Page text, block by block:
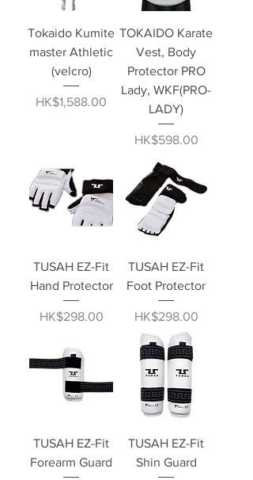
Tokaido Kumite
master Athletic
(velcro)
價格
HK$1,588.00
TOKAIDO Karate
Vest, Body
Protector PRO
Lady, WKF(PRO-
LADY)
價格
HK$598.00
TUSAH EZ-Fit
Hand Protector
價格
HK$298.00
TUSAH EZ-Fit
Foot Protector
價格
HK$298.00
TUSAH EZ-Fit
Forearm Guard
TUSAH EZ-Fit
Shin Guard